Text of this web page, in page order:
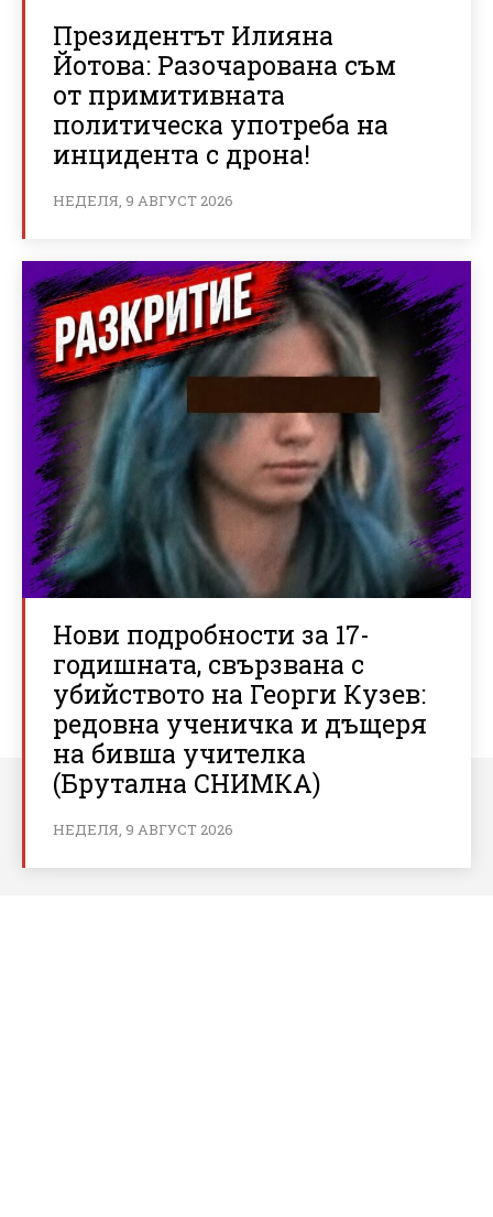
Президентът Илияна
Йотова: Разочарована съм
от примитивната
политическа употреба на
инцидента с дрона!
НЕДЕЛЯ, 9 АВГУСТ 2026
Нови подробности за 17-
годишната, свързвана с
убийството на Георги Кузев:
редовна ученичка и дъщеря
на бивша учителка
(Брутална СНИМКА)
НЕДЕЛЯ, 9 АВГУСТ 2026